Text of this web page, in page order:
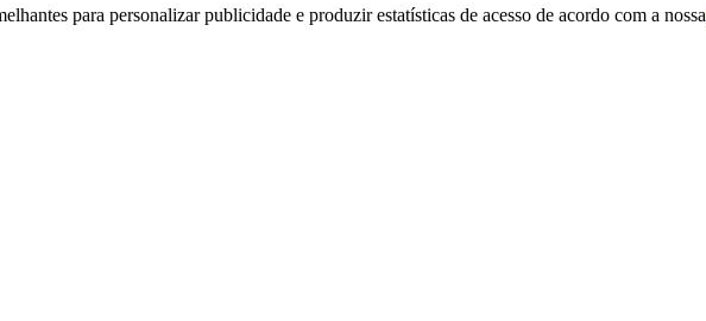
para personalizar publicidade e produzir estatísticas de acesso de acordo com a nossa